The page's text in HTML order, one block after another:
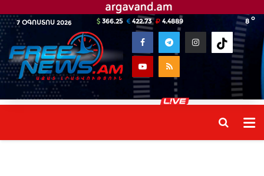
7 ՕԳՈՍՏՈՍ 2026 8 o
366.25 422.73 4.4889